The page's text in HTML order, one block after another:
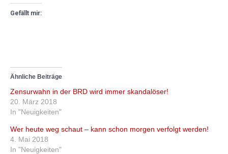
Gefällt mir:
Ähnliche Beiträge
Zensurwahn in der BRD wird immer skandalöser!
20. März 2018
In "Neuigkeiten"
Wer heute weg schaut – kann schon morgen verfolgt werden!
4. Mai 2018
In "Neuigkeiten"